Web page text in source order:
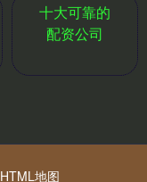
十大可靠的
配资公司
HTML地图